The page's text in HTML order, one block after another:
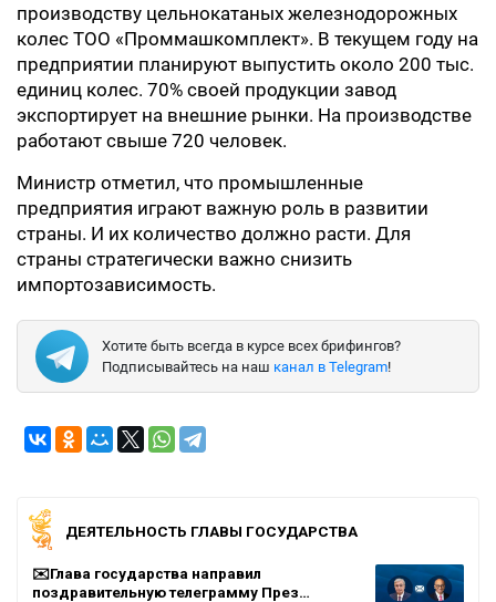
производству цельнокатаных железнодорожных
колес ТОО «Проммашкомплект». В текущем году на
предприятии планируют выпустить около 200 тыс.
единиц колес. 70% своей продукции завод
экспортирует на внешние рынки. На производстве
работают свыше 720 человек.
Министр отметил, что промышленные
предприятия играют важную роль в развитии
страны. И их количество должно расти. Для
страны стратегически важно снизить
импортозависимость.
Хотите быть всегда в курсе всех брифингов?
Подписывайтесь на наш канал в Telegram!
ДЕЯТЕЛЬНОСТЬ ГЛАВЫ ГОСУДАРСТВА
✉️Глава государства направил
поздравительную телеграмму През…